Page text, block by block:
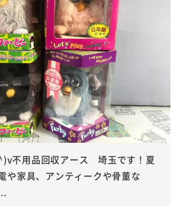
不用品回収アース 埼玉です！夏
や家具、アンティークや骨董な